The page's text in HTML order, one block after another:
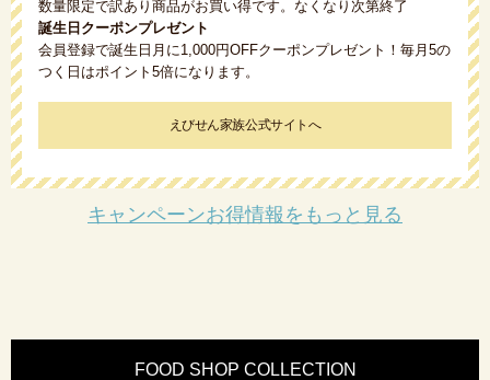
数量限定で訳あり商品がお買い得です。なくなり次第終了
誕生日クーポンプレゼント
会員登録で誕生日月に1,000円OFFクーポンプレゼント！毎月5の
つく日はポイント5倍になります。
えびせん家族公式サイトへ
キャンペーンお得情報をもっと見る
FOOD SHOP COLLECTION